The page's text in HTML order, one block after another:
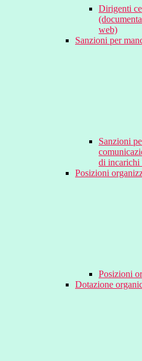
Dirigenti
web)
Sanzioni per
Sanzioni
di incarichi
Posizioni
Posizioni
Dotazione